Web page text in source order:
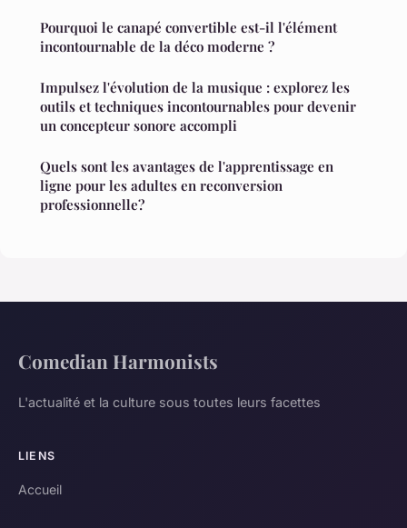
Pourquoi le canapé convertible est-il l'élément
incontournable de la déco moderne ?
Impulsez l'évolution de la musique : explorez les
outils et techniques incontournables pour devenir
un concepteur sonore accompli
Quels sont les avantages de l'apprentissage en
ligne pour les adultes en reconversion
professionnelle?
Comedian Harmonists
L'actualité et la culture sous toutes leurs facettes
LIENS
Accueil